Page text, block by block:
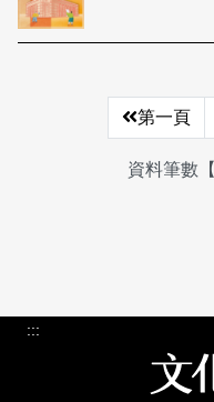
第一頁
資料筆數
:::